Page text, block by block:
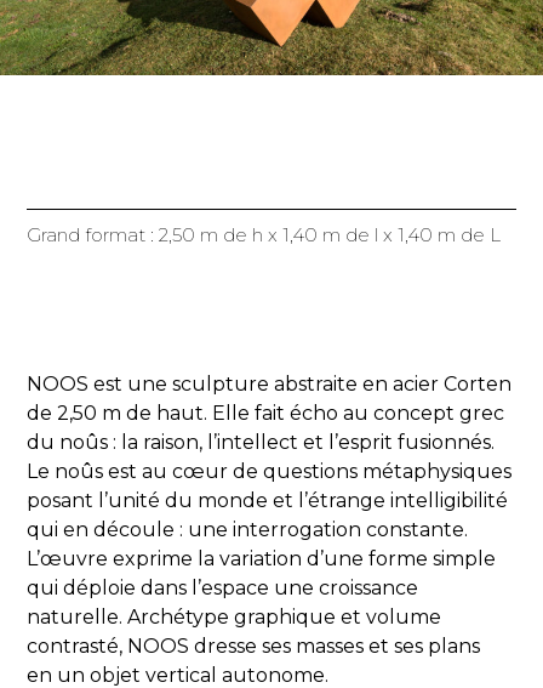
Grand format : 2,50 m de h x 1,40 m de l x 1,40 m de L
NOOS est une sculpture abstraite en acier Corten
de 2,50 m de haut. Elle fait écho au concept grec
du noûs : la raison, l’intellect et l’esprit fusionnés.
Le noûs est au cœur de questions métaphysiques
posant l’unité du monde et l’étrange intelligibilité
qui en découle : une interrogation constante.
L’œuvre exprime la variation d’une forme simple
qui déploie dans l’espace une croissance
naturelle. Archétype graphique et volume
contrasté, NOOS dresse ses masses et ses plans
en un objet vertical autonome.